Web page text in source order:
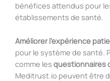
bénéfices attendus pour
établissements de santé.
Améliorer l’expérience
pour le système de santé.
comme les questionnaires
Meditrust.io peuvent être